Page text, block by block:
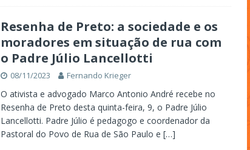
Resenha de Preto: a sociedade e os
moradores em situação de rua com
o Padre Júlio Lancellotti
08/11/2023 Fernando Krieger
O ativista e advogado Marco Antonio André recebe no
Resenha de Preto desta quinta-feira, 9, o Padre Júlio
Lancellotti. Padre Júlio é pedagogo e coordenador da
Pastoral do Povo de Rua de São Paulo e […]